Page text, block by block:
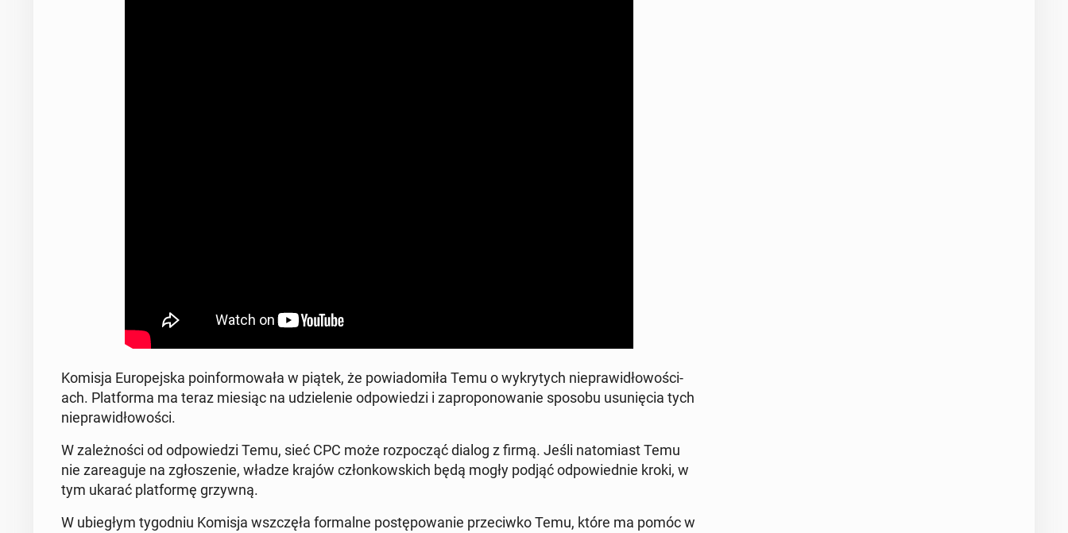
Komisja Eu­rope­js­ka poin­for­mowała w piątek, że powiadomiła Temu o wykry­tych niepraw­idłowoś­ci­
ach. Plat­for­ma ma teraz miesiąc na udzie­le­nie odpowiedzi i za­pro­ponowanie sposobu usunię­cia tych
niepraw­idłowoś­ci.
W za­leżnoś­ci od odpowiedzi Temu, sieć CPC może rozpocząć dialog z firmą. Jeśli nato­mi­ast Temu
nie zareagu­je na zgłosze­nie, władze krajów członkows­kich będą mogły podjąć odpowied­nie kroki, w
tym ukarać plat­for­mę grzywną.
W ubiegłym ty­god­niu Komisja wszczęła for­malne postępowanie prze­ci­wko Temu, które ma pomóc w